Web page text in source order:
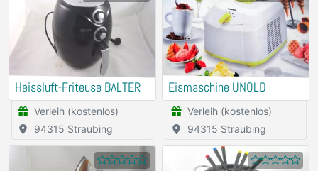
Heissluft-Friteuse BALTER
Verleih (kostenlos)
94315 Straubing
Eismaschine UNOLD
Verleih (kostenlos)
94315 Straubing